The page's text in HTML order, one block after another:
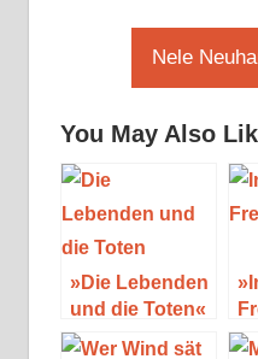
Nele
You May Also
»Die Lebenden
und die Toten«
– ein